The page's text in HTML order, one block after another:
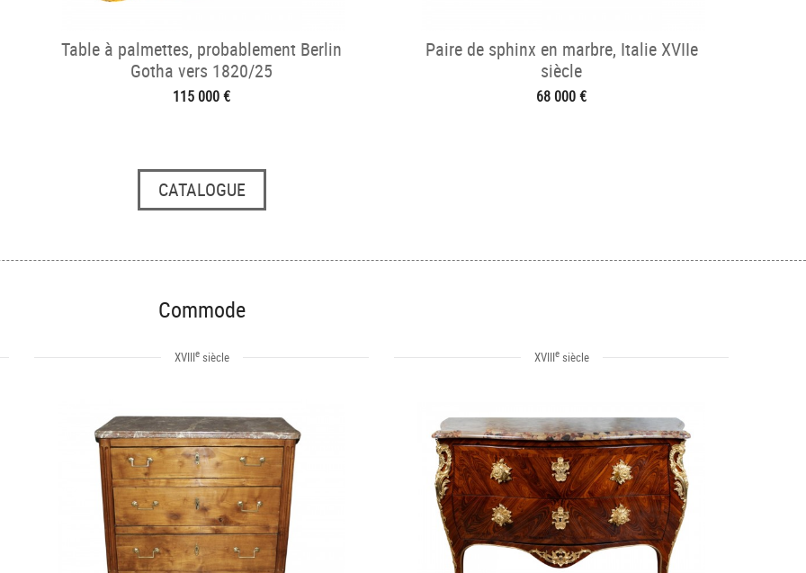
Table à palmettes, probablement Berlin
Gotha vers 1820/25
115 000 €
Paire de sphinx en marbre, Italie XVIIe
siècle
68 000 €
CATALOGUE
Commode
XVIIIesiècle XVIIIesiècle